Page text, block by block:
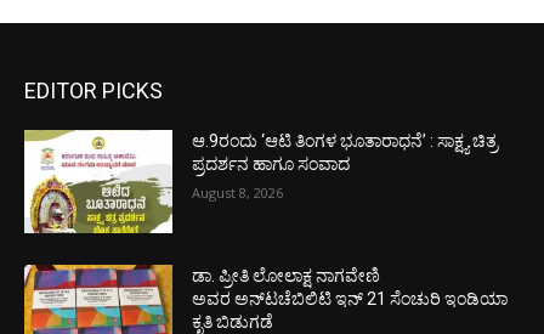
EDITOR PICKS
ಆ.9ರಂದು ‘ಆಟಿ ತಿಂಗಳ ಭೂತಾರಾಧನೆ’ : ಸಾಕ್ಷ್ಯ ಚಿತ್ರ
ಪ್ರದರ್ಶನ ಹಾಗೂ ಸಂವಾದ
August 8, 2026
ಡಾ. ಪ್ರೀತಿ ಲೋಲಾಕ್ಷ ನಾಗವೇಣಿ
ಅವರ ಅನ್‌ಟಚೆಬಿಲಿಟಿ ಇನ್ 21 ಸೆಂಚುರಿ ಇಂಡಿಯಾ
ಕೃತಿ ಬಿಡುಗಡೆ